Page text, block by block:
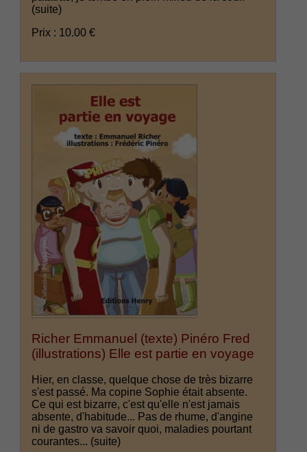
(suite)
Prix : 10.00 €
Richer Emmanuel (texte) Pinéro Fred
(illustrations) Elle est partie en voyage
Hier, en classe, quelque chose de très bizarre
s'est passé. Ma copine Sophie était absente.
Ce qui est bizarre, c'est qu'elle n'est jamais
absente, d'habitude... Pas de rhume, d'angine
ni de gastro va savoir quoi, maladies pourtant
courantes... (suite)